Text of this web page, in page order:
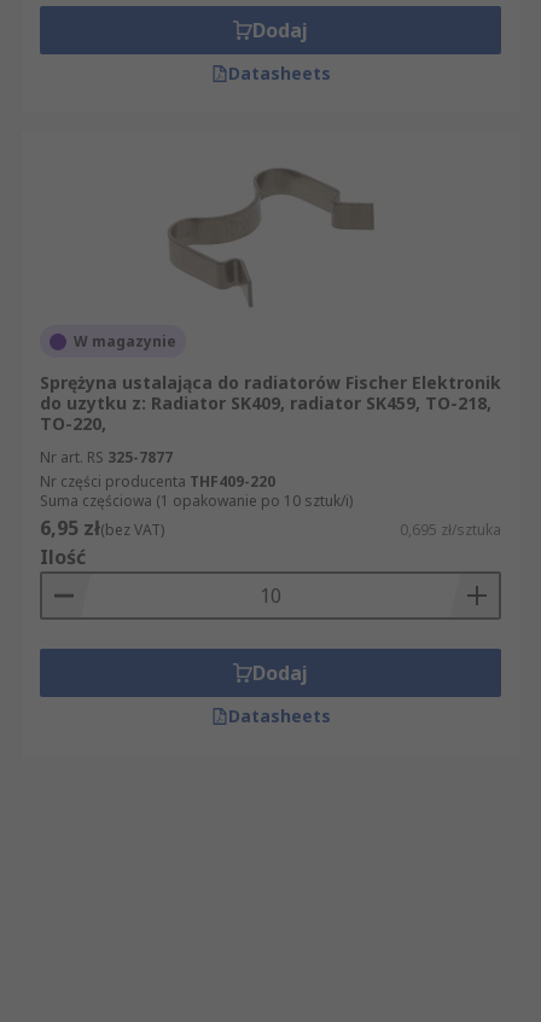
Dodaj
Datasheets
W magazynie
Sprężyna ustalająca do radiatorów Fischer Elektronik
do uzytku z: Radiator SK409, radiator SK459, TO-218,
TO-220,
Nr art. RS 325-7877
Nr części producenta THF409-220
Suma częściowa (1 opakowanie po 10 sztuk/i)
6,95 zł(bez VAT) 0,695 zł/sztuka
Ilość
Dodaj
Datasheets